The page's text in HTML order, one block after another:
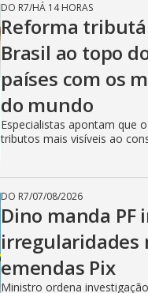
DO R7/HÁ 14 HORAS
Reforma
Brasil ao topo
países com os
do mundo
Especialistas apontam que
tributos mais visíveis ao
DO R7/07/08/2026
Dino manda PF
irregularidades
emendas Pix
Ministro ordena